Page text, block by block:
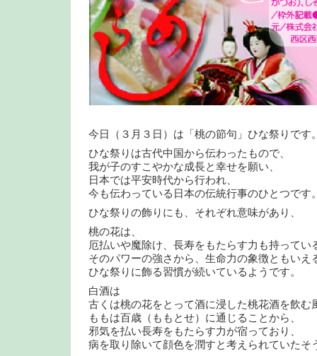
今日（３月３日）は「桃の節句」ひな祭りです
ひな祭りは古代中国から伝わったもので、
我が子のすこやかな成長と幸せを願い、
日本では平安時代から行われ、
今も伝わっている日本の伝統行事のひとつです
ひな祭りの飾りにも、それぞれ意味があり、
桃の花は、
厄払いや魔除け、長寿をもたらす力も持ってい
そのパワーの強さから、生命力の象徴ともいえ
ひな祭りに飾る習慣が続いているようです。
白酒は
古くは桃の花をとって酒に浸した桃花酒を飲む
ももは百歳（ももとせ）に通じることから、
邪気を払い長寿をもたらす力が宿っており、
病を取り除いて顔色を潤すと考えられていたそ